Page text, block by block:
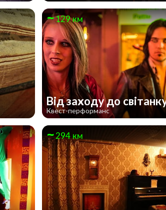
129 км
Від заходу до
Квест-перформанс
294 км